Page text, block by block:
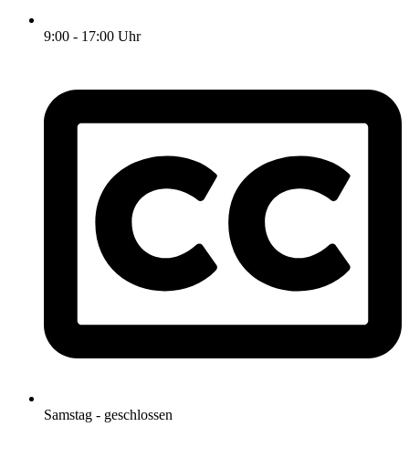
9:00 - 17:00 Uhr
Samstag - geschlossen